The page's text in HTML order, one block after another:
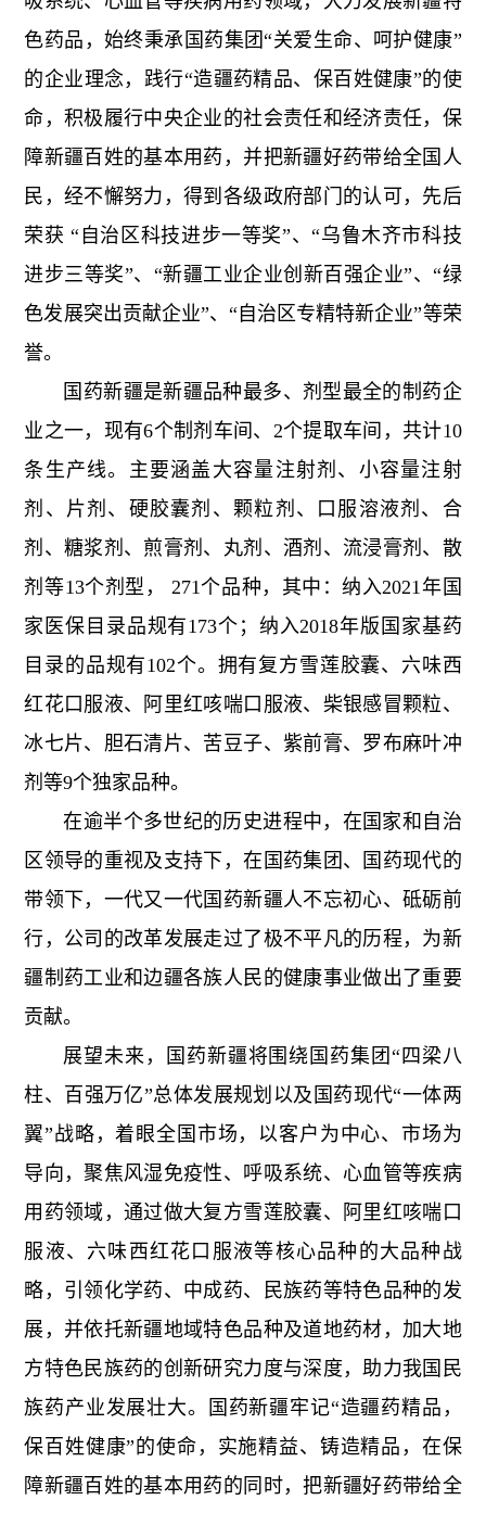
色药品，始终秉承国药集团“关爱生命、呵护健康”
的企业理念，践行“造疆药精品、保百姓健康”的使
命，积极履行中央企业的社会责任和经济责任，保
障新疆百姓的基本用药，并把新疆好药带给全国人
民，经不懈努力，得到各级政府部门的认可，先后
荣获 “自治区科技进步一等奖”、“乌鲁木齐市科技
进步三等奖”、“新疆工业企业创新百强企业”、“绿
色发展突出贡献企业”、“自治区专精特新企业”等荣
誉。
国药新疆是新疆品种最多、剂型最全的制药企
业之一，现有6个制剂车间、2个提取车间，共计10
条生产线。主要涵盖大容量注射剂、小容量注射
剂、片剂、硬胶囊剂、颗粒剂、口服溶液剂、合
剂、糖浆剂、煎膏剂、丸剂、酒剂、流浸膏剂、散
剂等13个剂型， 271个品种，其中：纳入2021年国
家医保目录品规有173个；纳入2018年版国家基药
目录的品规有102个。拥有复方雪莲胶囊、六味西
红花口服液、阿里红咳喘口服液、柴银感冒颗粒、
冰七片、胆石清片、苦豆子、紫前膏、罗布麻叶冲
剂等9个独家品种。
在逾半个多世纪的历史进程中，在国家和自治
区领导的重视及支持下，在国药集团、国药现代的
带领下，一代又一代国药新疆人不忘初心、砥砺前
行，公司的改革发展走过了极不平凡的历程，为新
疆制药工业和边疆各族人民的健康事业做出了重要
贡献。
展望未来，国药新疆将围绕国药集团“四梁八
柱、百强万亿”总体发展规划以及国药现代“一体两
翼”战略，着眼全国市场，以客户为中心、市场为
导向，聚焦风湿免疫性、呼吸系统、心血管等疾病
用药领域，通过做大复方雪莲胶囊、阿里红咳喘口
服液、六味西红花口服液等核心品种的大品种战
略，引领化学药、中成药、民族药等特色品种的发
展，并依托新疆地域特色品种及道地药材，加大地
方特色民族药的创新研究力度与深度，助力我国民
族药产业发展壮大。国药新疆牢记“造疆药精品，
保百姓健康”的使命，实施精益、铸造精品，在保
障新疆百姓的基本用药的同时，把新疆好药带给全